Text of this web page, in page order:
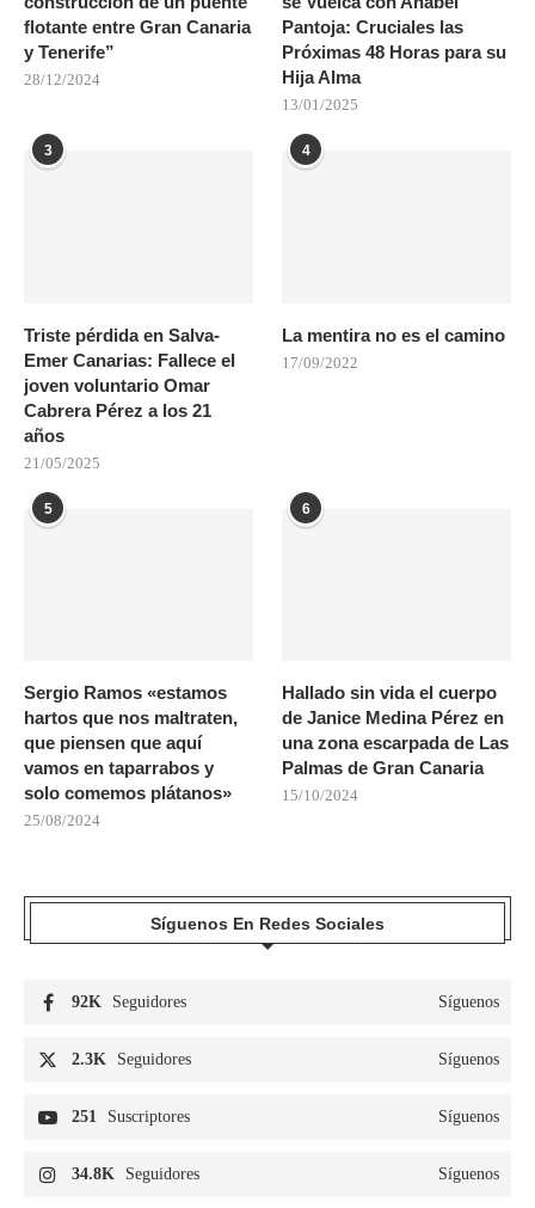
flotante entre Gran Canaria
y Tenerife”
28/12/2024
Pantoja: Cruciales las
Próximas 48 Horas para su
Hija Alma
13/01/2025
3
Triste pérdida en Salva-
Emer Canarias: Fallece el
joven voluntario Omar
Cabrera Pérez a los 21
años
21/05/2025
4
La mentira no es el camino
17/09/2022
5
Sergio Ramos «estamos
hartos que nos maltraten,
que piensen que aquí
vamos en taparrabos y
solo comemos plátanos»
25/08/2024
6
Hallado sin vida el cuerpo
de Janice Medina Pérez en
una zona escarpada de Las
Palmas de Gran Canaria
15/10/2024
Síguenos En Redes Sociales
92K Seguidores Síguenos
2.3K Seguidores Síguenos
251 Suscriptores Síguenos
34.8K Seguidores Síguenos